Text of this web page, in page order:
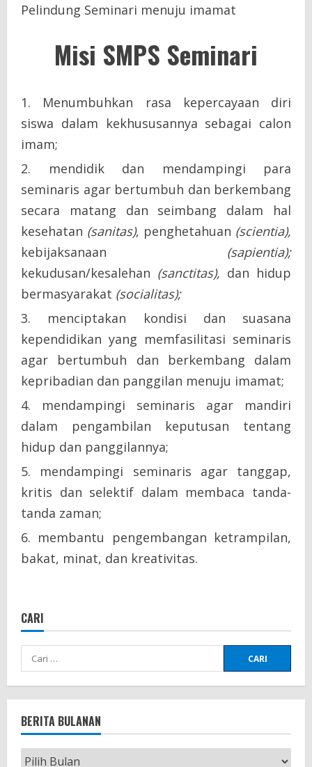
Pelindung Seminari menuju imamat
Misi SMPS Seminari
Menumbuhkan rasa kepercayaan diri
siswa dalam kekhususannya sebagai calon
imam;
mendidik dan mendampingi para
seminaris agar bertumbuh dan berkembang
secara matang dan seimbang dalam hal
kesehatan (sanitas), penghetahuan (scientia),
kebijaksanaan (sapientia);
kekudusan/kesalehan (sanctitas), dan hidup
bermasyarakat (socialitas);
menciptakan kondisi dan suasana
kependidikan yang memfasilitasi seminaris
agar bertumbuh dan berkembang dalam
kepribadian dan panggilan menuju imamat;
mendampingi seminaris agar mandiri
dalam pengambilan keputusan tentang
hidup dan panggilannya;
mendampingi seminaris agar tanggap,
kritis dan selektif dalam membaca tanda-
tanda zaman;
membantu pengembangan ketrampilan,
bakat, minat, dan kreativitas.
CARI
Cari
untuk:
BERITA BULANAN
Berita